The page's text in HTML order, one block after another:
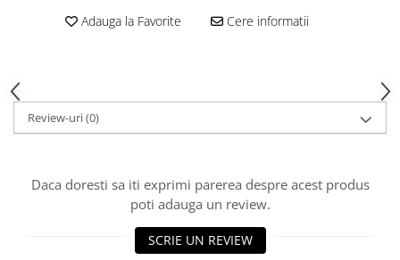
Adauga la Favorite Cere informatii
Review-uri(0)
Daca doresti sa iti exprimi parerea despre acest produs
poti adauga un review.
SCRIE UN REVIEW